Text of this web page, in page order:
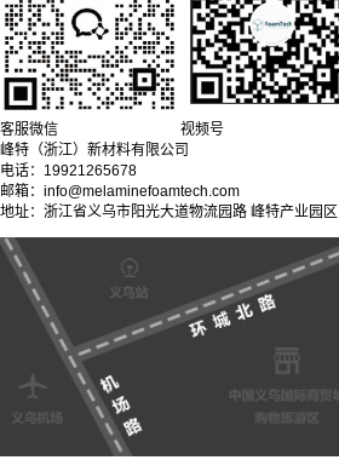
客服微信 视频号
峰特（浙江）新材料有限公司
电话：19921265678
邮箱：info@melaminefoamtech.com
地址：浙江省义乌市阳光大道物流园路 峰特产业园区